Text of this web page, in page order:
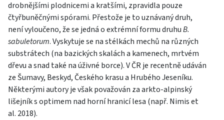
drobnějšími plodnicemi a kratšími, zpravidla pouze
čtyřbuněčnými spórami. Přestože je to uznávaný druh,
není vyloučeno, že se jedná o extrémní formu druhuB.
sabuletorum. Vyskytuje se na stélkách mechů na různých
substrátech (na bazických skalách a kamenech, mrtvém
dřevu a snad také na úživné borce). V ČR je recentně udáván
ze Šumavy, Beskyd, Českého krasu a Hrubého Jeseníku.
Některými autory je však považován za arkto-alpinský
lišejník s optimem nad horní hranicí lesa (např. Nimis et
al. 2018).